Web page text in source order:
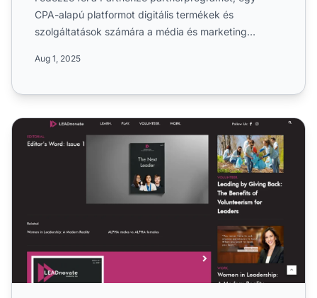
CPA-alapú platformot digitális termékek és
szolgáltatások számára a média és marketing
Aug 1, 2025
Leadnovate Partnerprogram